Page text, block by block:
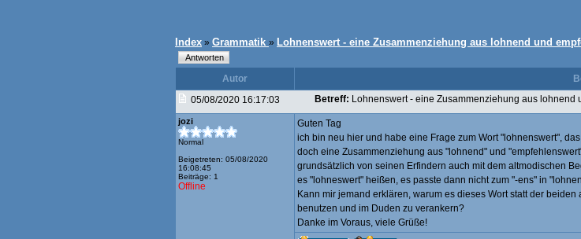
Index » Grammatik » Lohnenswert - eine Zusammenziehung aus lohnend und
Autor
05/08/2020 16:17:03
Betreff: Lohnenswert - eine Zusammenziehung aus lohnend
jozi
Normal
Beigetreten: 05/08/2020
16:08:45
Beiträge: 1
Offline
Guten Tag
ich bin neu hier und habe eine Frage zum Wort "lohnenswert",
doch eine Zusammenziehung aus "lohnend" und
grundsätzlich von seinen Erfindern auch mit dem altmodischen
es "lohneswert" heißen, es passte dann nicht zum "-ens" in
Kann mir jemand erklären, warum es dieses Wort statt der
benutzen und im Duden zu verankern?
Danke im Voraus, viele Grüße!